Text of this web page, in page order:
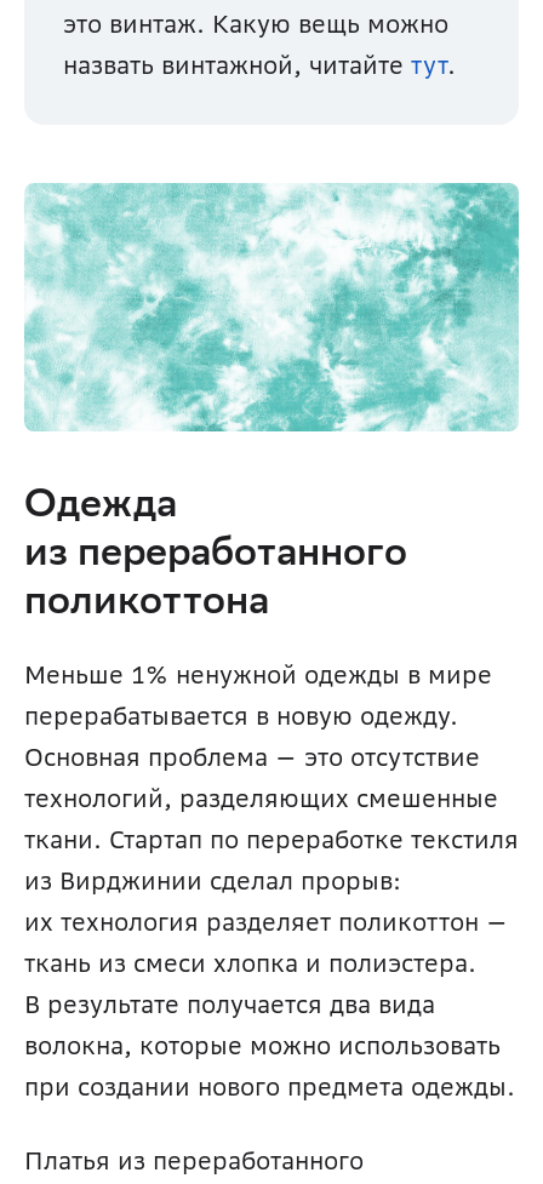
это винтаж. Какую вещь можно
назвать винтажной, читайте тут.
Одежда
из переработанного
поликоттона
Меньше 1% ненужной одежды в мире
перерабатывается в новую одежду.
Основная проблема — это отсутствие
технологий, разделяющих смешенные
ткани. Стартап по переработке текстиля
из Вирджинии сделал прорыв:
их технология разделяет поликоттон —
ткань из смеси хлопка и полиэстера.
В результате получается два вида
волокна, которые можно использовать
при создании нового предмета одежды.
Платья из переработанного